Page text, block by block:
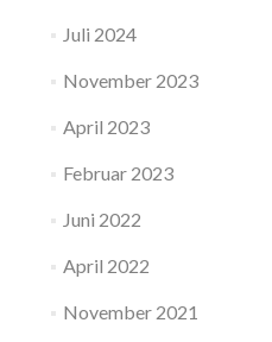
Juli 2024
November 2023
April 2023
Februar 2023
Juni 2022
April 2022
November 2021